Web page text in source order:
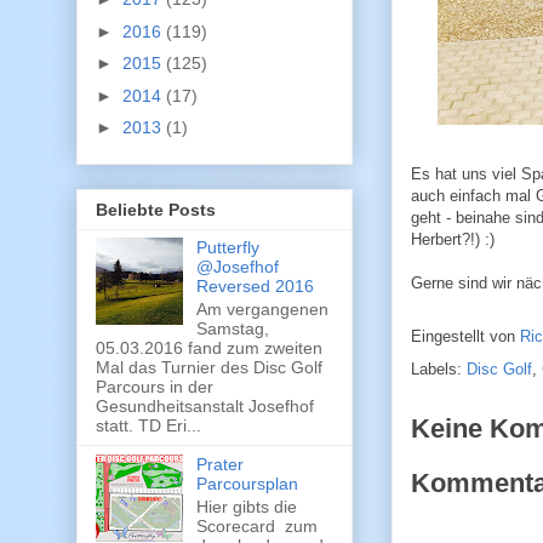
Es hat uns viel
auch einfach mal
geht - beinahe
Herbert?!) :)
Gerne sind wir
Eingestellt von
Labels: Disc Golf
Keine
► 2016 (119)
► 2015 (125)
► 2014 (17)
► 2013 (1)
Beliebte Posts
Putterfly
@Josefhof
Reversed 2016
Am vergangenen
Samstag,
05.03.2016 fand zum zweiten
Mal das Turnier des Disc Golf
Parcours in der
Gesundheitsanstalt Josefhof
statt. TD Eri...
Prater
Parcoursplan
Hier gibts die
Scorecard zum